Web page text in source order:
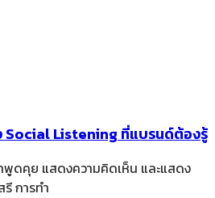
Listening ที่แบรนด์ต้องรู้
ดคุย แสดงความคิดเห็น และแสดง
การทำ